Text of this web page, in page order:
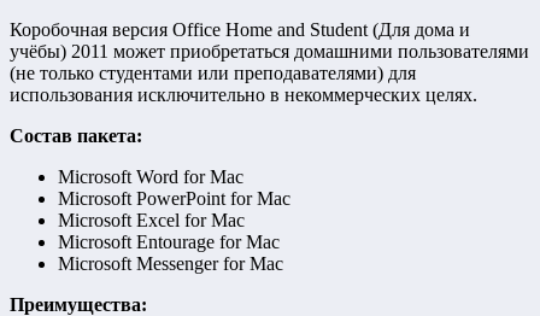
Коробочная версия Office Home and Student (Для дома и
учёбы) 2011 может приобретаться домашними пользователями
(не только студентами или преподавателями) для
использования исключительно в некоммерческих целях.
Состав пакета:
Microsoft Word for Mac
Microsoft PowerPoint for Mac
Microsoft Excel for Mac
Microsoft Entourage for Mac
Microsoft Messenger for Mac
Преимущества: